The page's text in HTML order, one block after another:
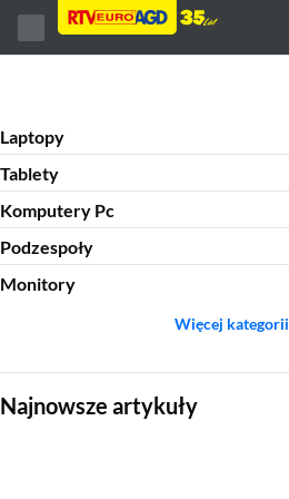
Laptopy
Tablety
Komputery Pc
Podzespoły
Monitory
Więcej kategorii
Najnowsze artykuły